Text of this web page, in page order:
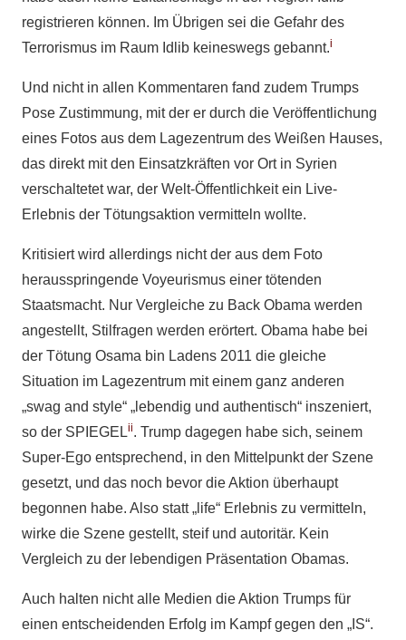
registrieren können. Im Übrigen sei die Gefahr des
Terrorismus im Raum Idlib keineswegs gebannt.i
Und nicht in allen Kommentaren fand zudem Trumps
Pose Zustimmung, mit der er durch die Veröffentlichung
eines Fotos aus dem Lagezentrum des Weißen Hauses,
das direkt mit den Einsatzkräften vor Ort in Syrien
verschaltetet war, der Welt-Öffentlichkeit ein Live-
Erlebnis der Tötungsaktion vermitteln wollte.
Kritisiert wird allerdings nicht der aus dem Foto
herausspringende Voyeurismus einer tötenden
Staatsmacht. Nur Vergleiche zu Back Obama werden
angestellt, Stilfragen werden erörtert. Obama habe bei
der Tötung Osama bin Ladens 2011 die gleiche
Situation im Lagezentrum mit einem ganz anderen
„swag and style“ „lebendig und authentisch“ inszeniert,
so der SPIEGELii. Trump dagegen habe sich, seinem
Super-Ego entsprechend, in den Mittelpunkt der Szene
gesetzt, und das noch bevor die Aktion überhaupt
begonnen habe. Also statt „life“ Erlebnis zu vermitteln,
wirke die Szene gestellt, steif und autoritär. Kein
Vergleich zu der lebendigen Präsentation Obamas.
Auch halten nicht alle Medien die Aktion Trumps für
einen entscheidenden Erfolg im Kampf gegen den „IS“.